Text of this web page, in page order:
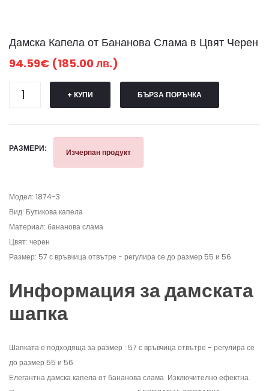
Дамска Капела от Бананова Слама в Цвят Черен
94.59€ (185.00 лв.)
+ КУПИ БЪРЗА ПОРЪЧКА
РАЗМЕРИ: Изчерпан продукт
Модел: 1874-3
Вид: Бутикова капела
Материал: бананова слама
Цвят: черен
Размер: 57 с връвчица отвътре - регулира се до размер 55 и 56
Информация за дамската
шапка
Шапката е подходяща за размер : 57 с връвчица отвътре - регулира се
до размер 55 и 56
Елегантна дамска капела от бананова слама. Изключително ефектна.